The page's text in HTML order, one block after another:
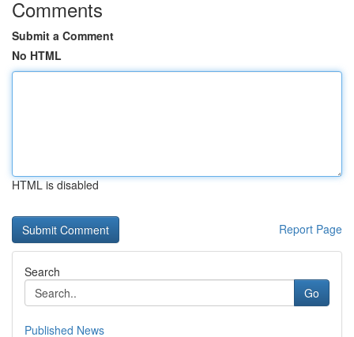
Comments
Submit a Comment
No HTML
HTML is disabled
Report Page
Search
Go
Published News